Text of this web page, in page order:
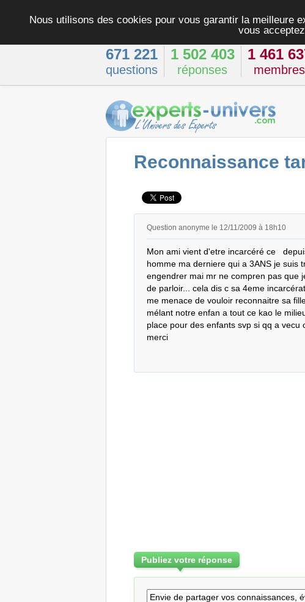
Nous utilisons des cookies pour vous garantir la meilleure
vous
671 221
questions
1 502 403
réponses
1 461
membres
Reconnaissance
Question anonyme le 12/11/2009 à 18h10
Mon ami vient d'etre incarcéré ce
homme ma derniere qui a 3ANS je suis
engendrer mai mr ne compren pas que
de parloir... cela dis c sa 4eme
me menace de vouloir reconnaitre sa
mélant notre enfan a tout ce kao le
place pour des enfants svp si qq a
merci
Publiez votre réponse